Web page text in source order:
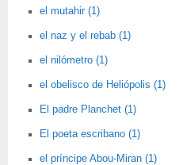
el mutahir (1)
el naz y el rebab (1)
el nilómetro (1)
el obelisco de Heliópolis (1)
El padre Planchet (1)
El poeta escribano (1)
el príncipe Abou-Miran (1)